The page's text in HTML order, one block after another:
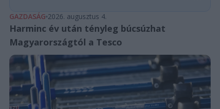
GAZDASÁG 2026. augusztus 4.
Harminc év után tényleg búcsúzhat
Magyarországtól a Tesco